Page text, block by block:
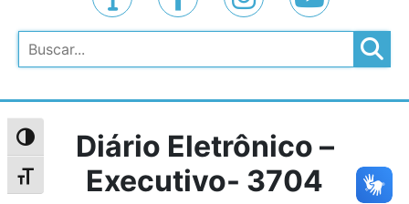
Alternar alto contraste
Alternar tamanho da fonte
Pesquisar
Diário Eletrônico –
Executivo- 3704